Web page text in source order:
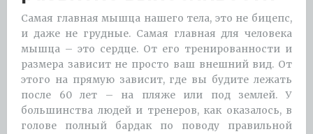
Самая главная мышца нашего тела, это не бицепс,
и даже не грудные. Самая главная для человека
мышца – это сердце. От его тренированности и
размера зависит не просто ваш внешний вид. От
этого на прямую зависит, где вы будите лежать
после 60 лет – на пляже или под землей. У
большинства людей и тренеров, как оказалось, в
голове полный бардак по поводу правильной